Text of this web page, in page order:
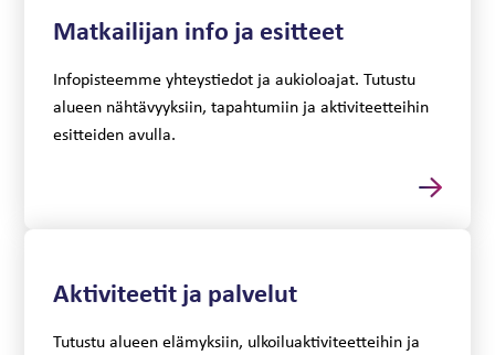
Matkailijan info ja esitteet
Infopisteemme yhteystiedot ja aukioloajat. Tutustu
alueen nähtävyyksiin, tapahtumiin ja aktiviteetteihin
esitteiden avulla.
Aktiviteetit ja palvelut
Tutustu alueen elämyksiin, ulkoiluaktiviteetteihin ja